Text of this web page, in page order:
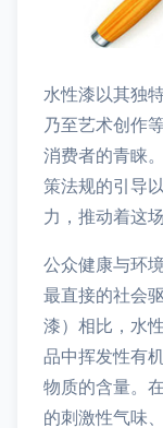
水性漆以其独
乃至艺术创作
消费者的青睐
策法规的引导
力，推动着这
公众健康与环
最直接的社会
漆）相比，水
品中挥发性有
物质的含量。
的刺激性气味